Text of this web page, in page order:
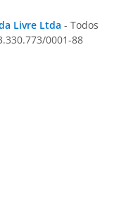
Livre Ltda - Todos
0001-88